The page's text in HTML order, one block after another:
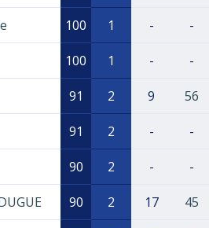
100 1 - -
100 1 - -
91 2 9 56
91 2 - -
90 2 - -
90 2 17 45